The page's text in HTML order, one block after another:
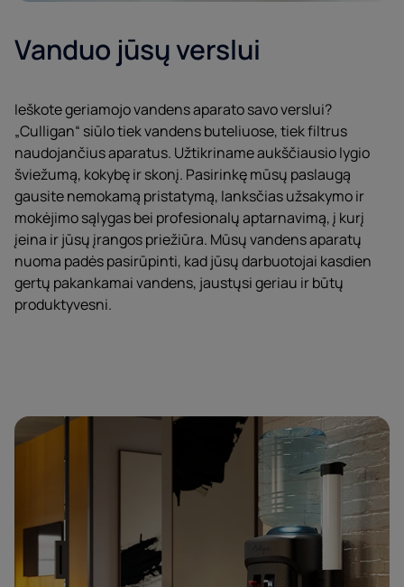
Vanduo jūsų verslui
Ieškote geriamojo vandens aparato savo verslui?
„Culligan“ siūlo tiek vandens buteliuose, tiek filtrus
naudojančius aparatus. Užtikriname aukščiausio lygio
šviežumą, kokybę ir skonį. Pasirinkę mūsų paslaugą
gausite nemokamą pristatymą, lanksčias užsakymo ir
mokėjimo sąlygas bei profesionalų aptarnavimą, į kurį
įeina ir jūsų įrangos priežiūra. Mūsų vandens aparatų
nuoma padės pasirūpinti, kad jūsų darbuotojai kasdien
gertų pakankamai vandens, jaustųsi geriau ir būtų
produktyvesni.